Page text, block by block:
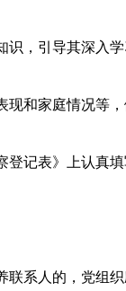
，引导其深入
和家庭情况等
记表》上认真填
系人的，党组织